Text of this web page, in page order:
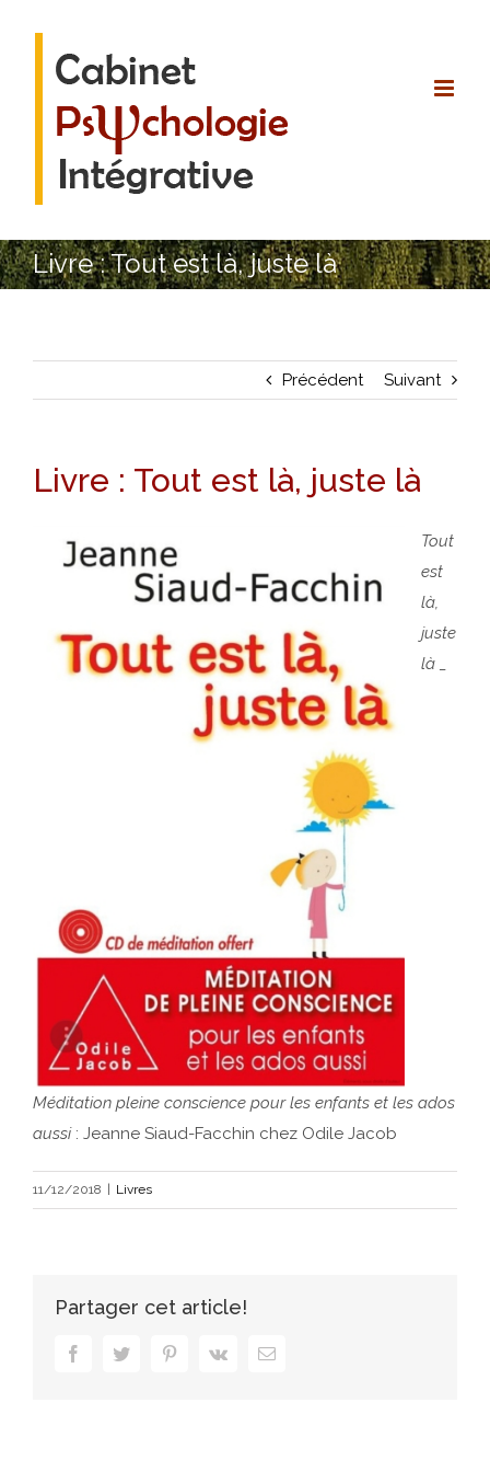
contenu
Livre : Tout est là, juste là
Précédent Suivant
Livre : Tout est là, juste là
Tout
est
là,
juste
là _
Méditation pleine conscience pour les enfants et les ados
aussi: Jeanne Siaud-Facchin chez Odile Jacob
11/12/2018 Livres
Partager cet article!
FacebookTwitter PinterestVk Email